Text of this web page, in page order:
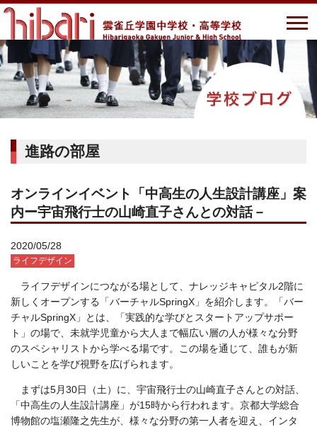
進路の部屋
オンラインイベント「中高生の人生設計講座」案
内ー宇宙飛行士の山崎直子さんとの対話－
2020/05/28
ライフデザイン
ライフデザインにつながる場として、ナレッジキャピタル2階に
新しくオープンする「バーチャルSpringX 」を紹介します。「バー
チャルSpringX 」とは、「実践的な学びとスタートアップサポー
ト」の場で、未就学児童から大人まで幅広い層の人が様々な分野
のスペシャリストから学べる場です。この場を通じて、誰もが新
しいことを学び視野を広げられます。
まずは5月30日（土）に、宇宙飛行士の山崎直子さんとの対話、
「中高生の人生設計講座」が15時から行われます。京都大学総合
博物館の塩瀬隆之先生が、様々な分野の第一人者を迎え、インタ